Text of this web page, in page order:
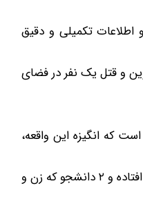
تکمیلی و دقیق
و قتل یک نفر در فضای
که انگیزه این واقعه،
به گفته حمیدرضا قافله باشی رئیس دانشگاه علوم پزشکی قزوین، این تیراندازی به دلیل خصومت خانوادگی اتفاق افتاده و ۲ دانشجو که زن و